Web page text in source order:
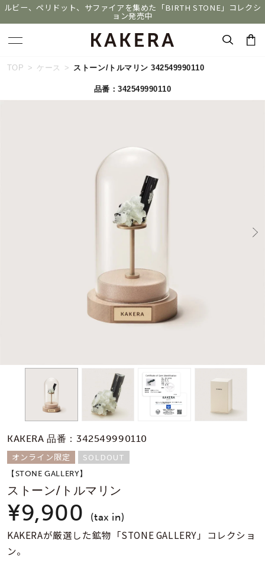
ルビー、ペリドット、サファイアを集めた「BIRTH STONE」コレクシ
ョン発売中
キーワードで検索する
#メンズ ネックレス
誕生石
モチーフ
石の色
ファッションテイス
ト
着用シーン
TOP ケース ストーン/トルマリン 342549990110
品番：342549990110
KAKERA 品番：342549990110
オンライン限定
SOLDOUT
【STONE GALLERY】
ストーン/トルマリン
¥9,900 (tax in)
KAKERAが厳選した鉱物「STONE GALLERY」コレクショ
ン。